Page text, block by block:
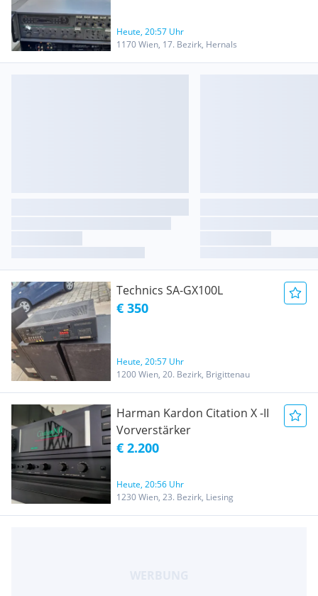
Heute, 20:57 Uhr
1170 Wien, 17. Bezirk, Hernals
Technics SA-GX100L
€ 350
Heute, 20:57 Uhr
1200 Wien, 20. Bezirk, Brigittenau
Harman Kardon Citation X -II
Vorverstärker
€ 2.200
Heute, 20:56 Uhr
1230 Wien, 23. Bezirk, Liesing